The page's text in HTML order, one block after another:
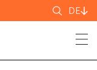
Suchen
nach
DE